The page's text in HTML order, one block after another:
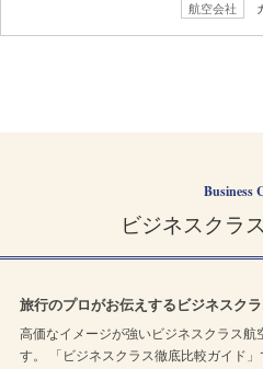
航空会社
Business
ビジネスクラ
旅行のプロがお伝えするビジネスク
高価なイメージが強いビジネスクラス航
す。 「ビジネスクラス徹底比較ガイド